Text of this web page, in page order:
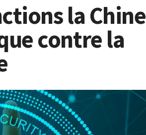
la Chine
contre la